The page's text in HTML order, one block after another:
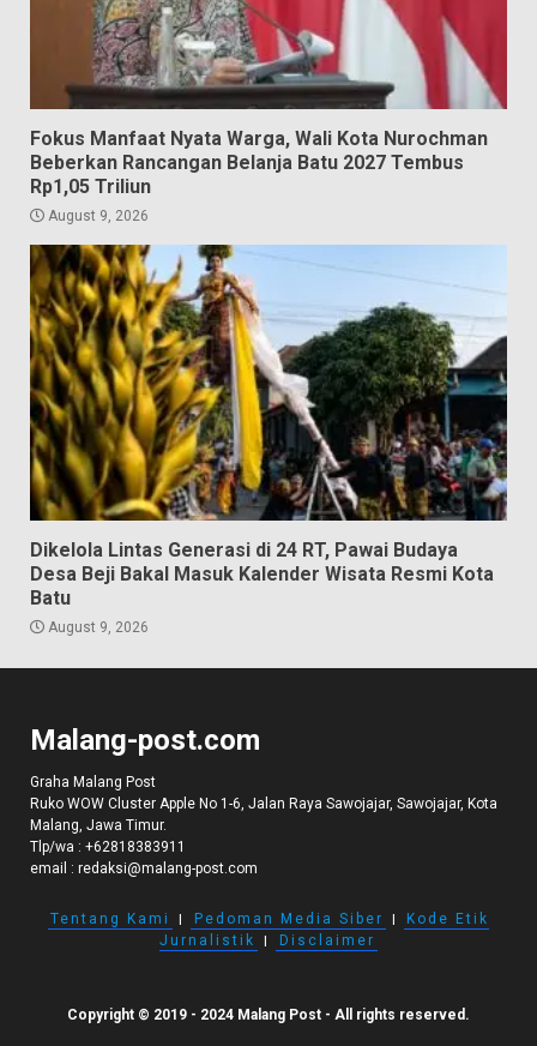
Fokus Manfaat Nyata Warga, Wali Kota Nurochman
Beberkan Rancangan Belanja Batu 2027 Tembus
Rp1,05 Triliun
August 9, 2026
Dikelola Lintas Generasi di 24 RT, Pawai Budaya
Desa Beji Bakal Masuk Kalender Wisata Resmi Kota
Batu
August 9, 2026
Malang-post.com
Graha Malang Post
Ruko WOW Cluster Apple No 1-6, Jalan Raya Sawojajar, Sawojajar, Kota
Malang, Jawa Timur.
Tlp/wa : +62818383911
email : redaksi@malang-post.com
Tentang Kami I Pedoman Media Siber I
Kode Etik
Jurnalistik
I Disclaimer
Copyright © 2019 - 2024 Malang Post - All rights reserved.